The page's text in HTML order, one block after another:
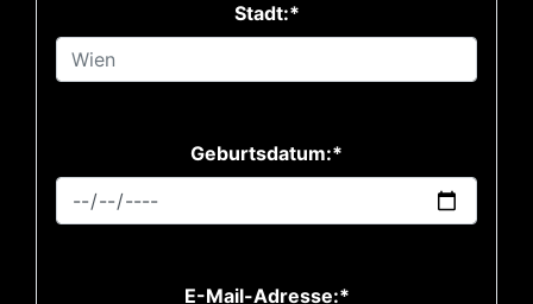
Stadt:*
Geburtsdatum:*
E-Mail-Adresse:*